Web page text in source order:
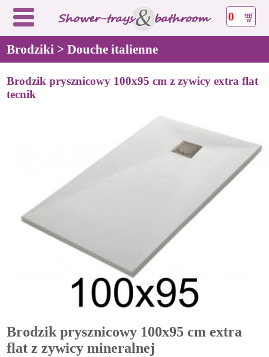
0
Brodziki > Douche italienne
Brodzik prysznicowy 100x95 cm z zywicy extra flat
tecnik
Brodzik prysznicowy 100x95 cm extra
flat z zywicy mineralnej